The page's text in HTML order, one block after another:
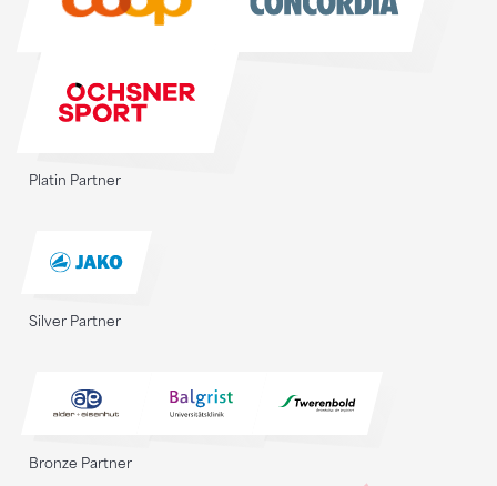
Platin Partner
Silver Partner
Bronze Partner